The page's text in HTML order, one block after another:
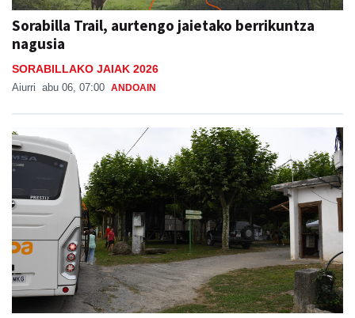
Sorabilla Trail, aurtengo jaietako berrikuntza
nagusia
SORABILLAKO JAIAK 2026
Aiurri abu 06, 07:00 ANDOAIN